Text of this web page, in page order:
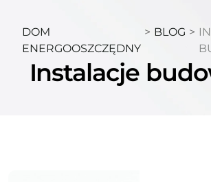
DOM
ENERGOOSZCZĘDNY
> BLOG >
Instalacje